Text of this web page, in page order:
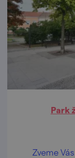
Park
Zveme